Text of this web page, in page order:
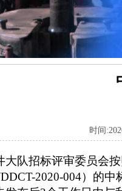
时间
队招标评审委员会按
2020-004）的